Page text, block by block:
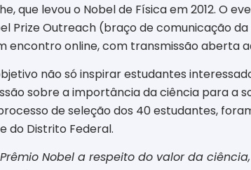
que levou o Nobel de Física em 2012. O
Prize Outreach (braço de comunicação
encontro online, com transmissão aberta
não só inspirar estudantes
sobre a importância da ciência para a
de seleção dos 40 estudantes,
do Distrito Federal.
Nobel a respeito do valor da